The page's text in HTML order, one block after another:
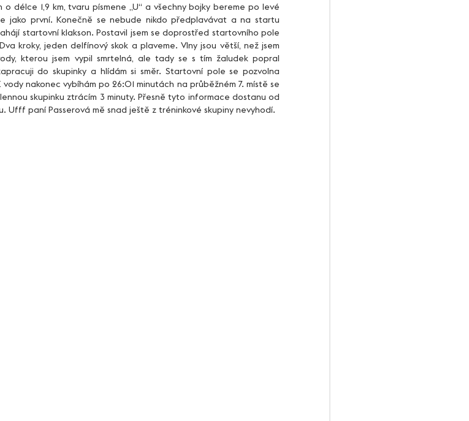
délce 1,9 km, tvaru písmene „U“ a všechny bojky bereme po levé
jako první. Konečně se nebude nikdo předplavávat a na startu
startovní klakson. Postavil jsem se doprostřed startovního pole
kroky, jeden delfínový skok a plaveme. Vlny jsou větší, než jsem
kterou jsem vypil smrtelná, ale tady se s tím žaludek popral
do skupinky a hlídám si směr. Startovní pole se pozvolna
nakonec vybíhám po 26:01 minutách na průběžném 7. místě se
skupinku ztrácím 3 minuty. Přesně tyto informace dostanu od